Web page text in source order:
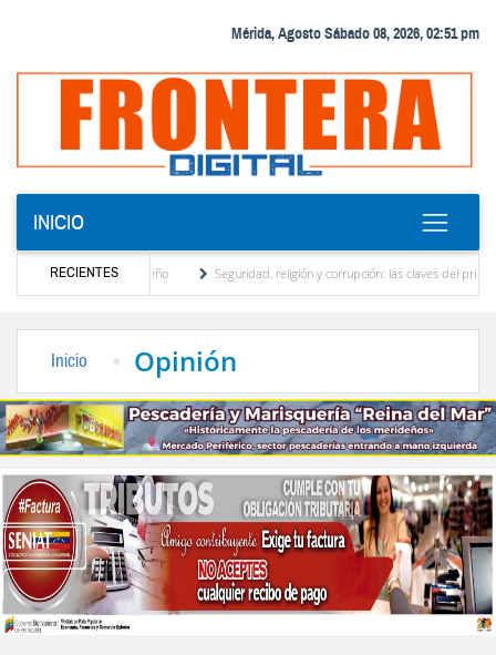
Mérida, Agosto Sábado 08, 2026, 02:51 pm
INICIO
RECIENTES
turístico merideño
Seguridad, religión y corrupción: las claves del primer
Inicio Opinión